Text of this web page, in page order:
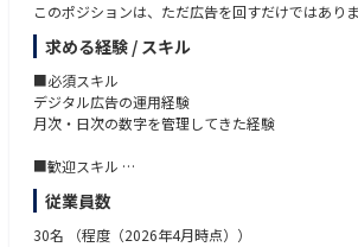
■■経営と同じ目線で、ブランドを育てられる■■
ブランドに関する重要な意思決定は、代表・経営
めます。
ブランド価値をどう高めるか、どこへ投資するか
させるか。
ブランドを一つの事業として捉え、
経営と同じ視点でブランドの未来を描き、実行で
このポジションは、ただ広告を回すだけではありま
数字を見て、課題を見つけて、「次はこう打つ」を
運用と改善を、いちばん近くで一気通貫に担ってい
■主な業務
デジタル広告の運用
日次成果の管理と、改善アクションの実行
求める経験 / スキル
■必須スキル
デジタル広告の運用経験
月次・日次の数字を管理してきた経験
■歓迎スキル
toC向けサービスでのマーケティング経験
複数の広告媒体を横断して運用した経験
運用にとどまらず、獲得施策の企画・設計まで担っ
従業員数
30名 （程度（2026年4月時点））